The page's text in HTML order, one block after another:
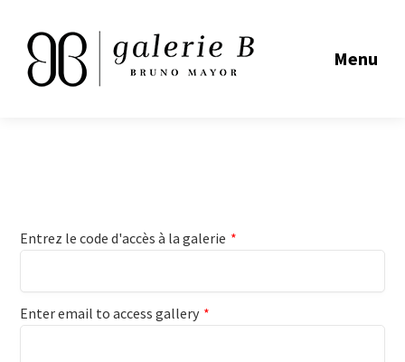
Menu
Entrez le code d'accès à la galerie *
Enter email to access gallery *